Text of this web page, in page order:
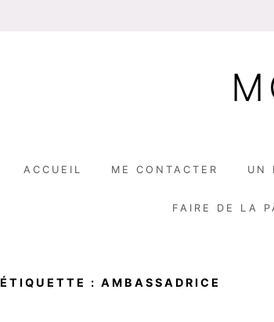
ACCUEIL ME CONTACTER UN
FAIRE DE LA
ÉTIQUETTE : AMBASSADRICE